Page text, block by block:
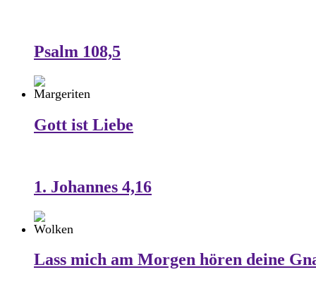
Psalm 108,5
Gott ist Liebe
1. Johannes 4,16
Lass mich am Morgen hören deine